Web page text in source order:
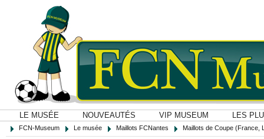
LE MUSÉE NOUVEAUTÉS VIP MUSEUM LES
FCN-Museum Le musée Maillots FCNantes Maillots de Coupe (France,